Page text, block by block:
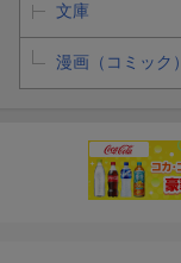
文庫
漫画（コミック）